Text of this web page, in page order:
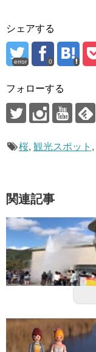
シェアする
error 0
フォローする
桜, 観光スポット ,
関連記事